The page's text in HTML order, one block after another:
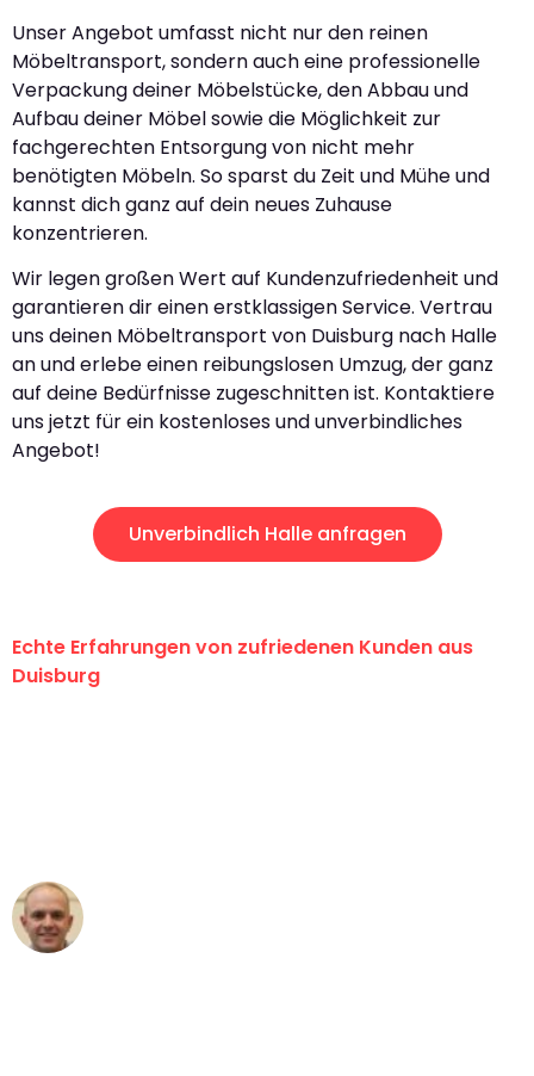
Unser Angebot umfasst nicht nur den reinen
Möbeltransport, sondern auch eine professionelle
Verpackung deiner Möbelstücke, den Abbau und
Aufbau deiner Möbel sowie die Möglichkeit zur
fachgerechten Entsorgung von nicht mehr
benötigten Möbeln. So sparst du Zeit und Mühe und
kannst dich ganz auf dein neues Zuhause
konzentrieren.
Wir legen großen Wert auf Kundenzufriedenheit und
garantieren dir einen erstklassigen Service. Vertrau
uns deinen Möbeltransport von Duisburg nach Halle
an und erlebe einen reibungslosen Umzug, der ganz
auf deine Bedürfnisse zugeschnitten ist. Kontaktiere
uns jetzt für ein kostenloses und unverbindliches
Angebot!
Unverbindlich Halle anfragen
Echte Erfahrungen von zufriedenen Kunden aus
Duisburg